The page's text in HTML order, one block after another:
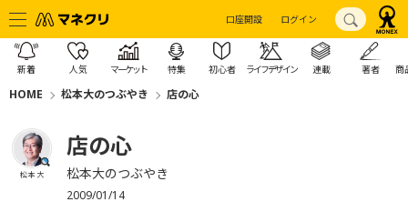
口座開設 ログイン
新着 人気 マーケット 特集 初心者 ライフデザイン 連載 著者 商
HOME 松本大のつぶやき 店の心
松本 大
店の心
松本大のつぶやき
2009/01/14